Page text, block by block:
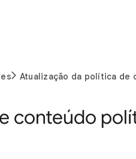
Atualização da política de
conteúdo